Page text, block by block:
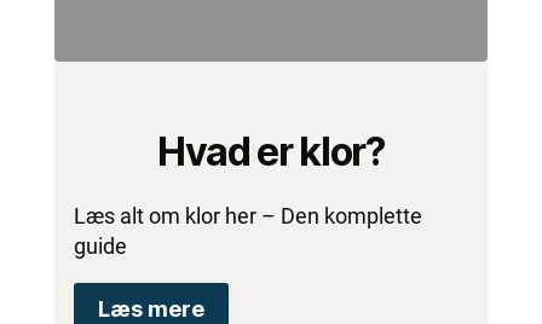
Hvad er klor?
Læs alt om klor her – Den komplette
guide
Læs mere